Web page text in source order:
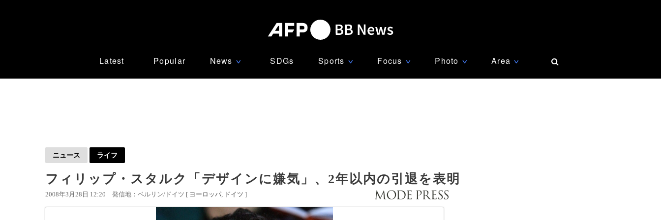
Latest Popular News ∨ SDGs Sports ∨ Focus ∨ Photo ∨ Area ∨
ニュース ライフ
フィリップ・スタルク「デザインに嫌気」、2年以内の引退を表明
2008年3月28日 12:20 発信地：ベルリン/ドイツ [ ヨーロッパ ドイツ ]